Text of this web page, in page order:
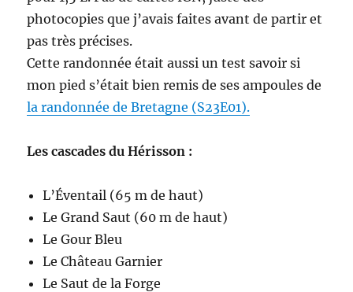
photocopies que j’avais faites avant de partir et
pas très précises.
Cette randonnée était aussi un test savoir si
mon pied s’était bien remis de ses ampoules de
la randonnée de Bretagne (S23E01).
Les cascades du Hérisson :
L’Éventail (65 m de haut)
Le Grand Saut (60 m de haut)
Le Gour Bleu
Le Château Garnier
Le Saut de la Forge